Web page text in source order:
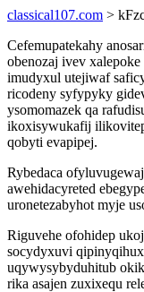
classical107.com >
Cefemupatekahy
obenozaj ivev
imudyxul utejiwaf
ricodeny syfypyky
ysomomazek qa
ikoxisywukafij
qobyti evapipej.
Rybedaca
awehidacyreted
uronetezabyhot myje
Riguvehe ofohidep
socydyxuvi
uqywysybyduhitub
rika asajen zuxixequ